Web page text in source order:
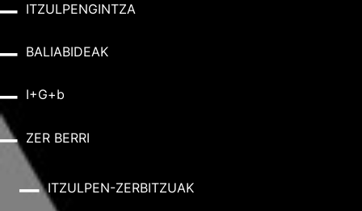
ITZULPENGINTZA
BALIABIDEAK
I+G+b
ZER BERRI
ITZULPEN-ZERBITZUAK